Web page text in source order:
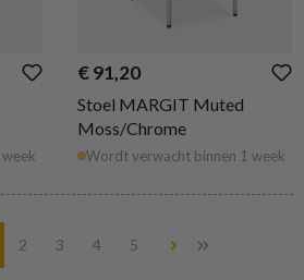
€ 91,20
Stoel MARGIT Muted
Moss/Chrome
Wordt verwacht binnen 1 week
Pagina
2 Pagina
3 Pagina
4 Pagina
5